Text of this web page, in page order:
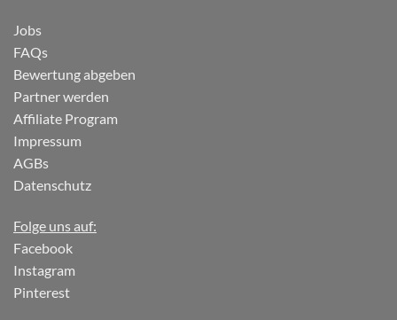
Jobs
FAQs
Bewertung abgeben
Partner werden
Affiliate Program
Impressum
AGBs
Datenschutz
Folge uns auf:
Facebook
Instagram
Pinterest